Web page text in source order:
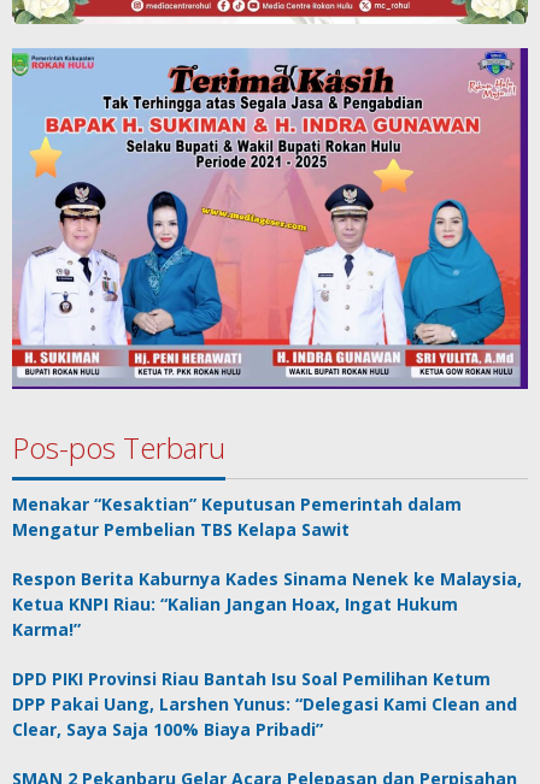
Pos-pos Terbaru
Menakar “Kesaktian” Keputusan Pemerintah dalam
Mengatur Pembelian TBS Kelapa Sawit
Respon Berita Kaburnya Kades Sinama Nenek ke Malaysia,
Ketua KNPI Riau: “Kalian Jangan Hoax, Ingat Hukum
Karma!”
DPD PIKI Provinsi Riau Bantah Isu Soal Pemilihan Ketum
DPP Pakai Uang, Larshen Yunus: “Delegasi Kami Clean and
Clear, Saya Saja 100% Biaya Pribadi”
SMAN 2 Pekanbaru Gelar Acara Pelepasan dan Perpisahan